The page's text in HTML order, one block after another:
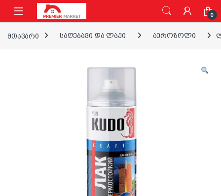
ნავიგაციაზე გადასვლა
შინაარსზე გადასვლა
0
მთავარი საღებავი და ლაქი აეროზოლი